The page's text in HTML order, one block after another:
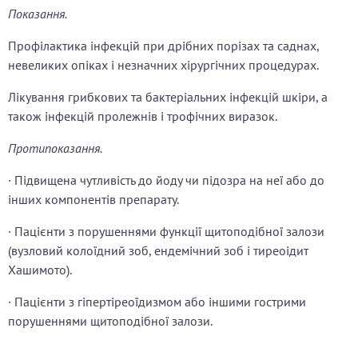
Показання.
Профілактика інфекцій при дрібних порізах та саднах,
невеликих опіках і незначних хірургічних процедурах.
Лікування грибкових та бактеріальних інфекцій шкіри, а
також інфекцій пролежнів і трофічних виразок.
Протипоказання.
· Підвищена чутливість до йоду чи підозра на неї або до
інших компонентів препарату.
· Пацієнти з порушеннями функції щитоподібної залози
(вузловий колоїдний зоб, ендемічний зоб і тиреоідит
Хашимото).
· Пацієнти з гіпертіреоїдизмом або іншими гострими
порушеннями щитоподібної залози.